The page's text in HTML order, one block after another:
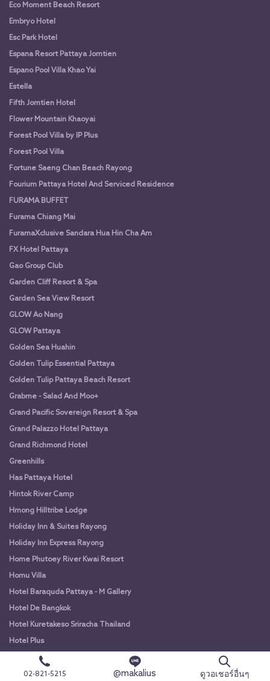
Eco Moment Beach Resort
Embryo Hotel
Esc Park Hotel
Espana Resort Pattaya Jomtien
Espano Pool Villa Khao Yai
Estella
Fifth Jomtien Hotel
Flower Mountain Khaoyai
Forest Pool Villa by IP Plus
Forest Pool Villa
Fortune Saeng Chan Beach Rayong
Fourium Pattaya Hotel And Serviced Residence
FURAMA BUFFET
Furama Chiang Mai
FuramaXclusive Sandara Hua Hin Cha Am
FX Hotel Pattaya
Gao Group Club
Garden Cliff Resort & Spa
Garden Sea View Resort
GLOW Ao Nang
GLOW Pattaya
Golden Sea Huahin
Golden Tulip Essential Pattaya
Golden Tulip Pattaya Beach Resort
Grabme - Salad And Moo+
Grand Pacific Sovereign Resort & Spa
Grand Palazzo Hotel Pattaya
Grand Richmond Hotel
Greenhills
Has Pattaya Hotel
Hintok River Camp
Hmong Hilltribe Lodge
Holiday Inn & Suites Rayong
Holiday Inn Express Rayong
Home Phutoey River Kwai Resort
Homu Villa
Hotel Baraquda Pattaya - M Gallery
Hotel De Bangkok
Hotel Kuretakeso Sriracha Thailand
Hotel Plus
Howard Johnson by Wyndham Pattaya JC
HT9 Hotel Pattaya
02-821-5215 @makalius ดูวอเชอร์อื่นๆ